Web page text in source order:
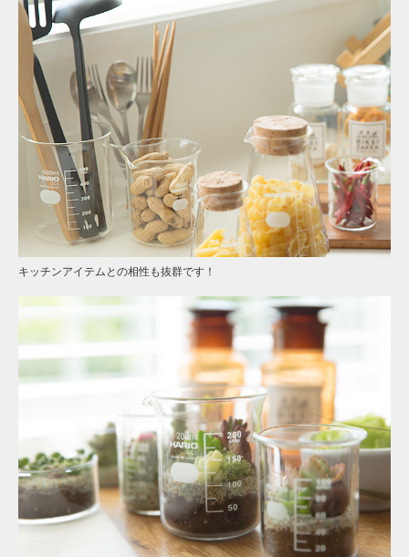
キッチンアイテムとの相性も抜群です！